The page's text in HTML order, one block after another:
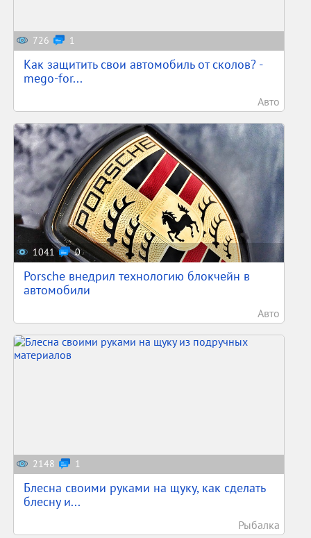
726 1
Как защитить свои автомобиль от сколов? -
mego-for...
Авто
1041 0
Porsche внедрил технологию блокчейн в
автомобили
Авто
2148 1
Блесна своими руками на щуку, как сделать
блесну и...
Рыбалка